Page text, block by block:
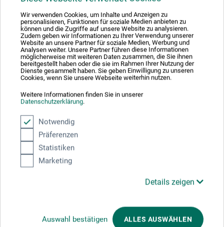
Wir verwenden Cookies, um Inhalte und Anzeigen zu
personalisieren, Funktionen für soziale Medien anbieten zu
können und die Zugriffe auf unsere Website zu analysieren.
Zudem geben wir Informationen zu Ihrer Verwendung unserer
Website an unsere Partner für soziale Medien, Werbung und
Analysen weiter. Unsere Partner führen diese Informationen
möglicherweise mit weiteren Daten zusammen, die Sie ihnen
bereitgestellt haben oder die sie im Rahmen Ihrer Nutzung der
Dienste gesammelt haben. Sie geben Einwilligung zu unseren
Cookies, wenn Sie unsere Webseite weiterhin nutzen.
Weitere Informationen finden Sie in unserer
Datenschutzerklärung.
Notwendig
Präferenzen
Statistiken
Marketing
Details zeigen
Auswahl bestätigen ALLES AUSWÄHLEN
Produktbewertungen (0)
Schreiben Sie die erste Bewertung zu diesem Produkt
JETZT PRODUKT BEWERTEN
Hersteller-Kontakt
diesem Produkt.